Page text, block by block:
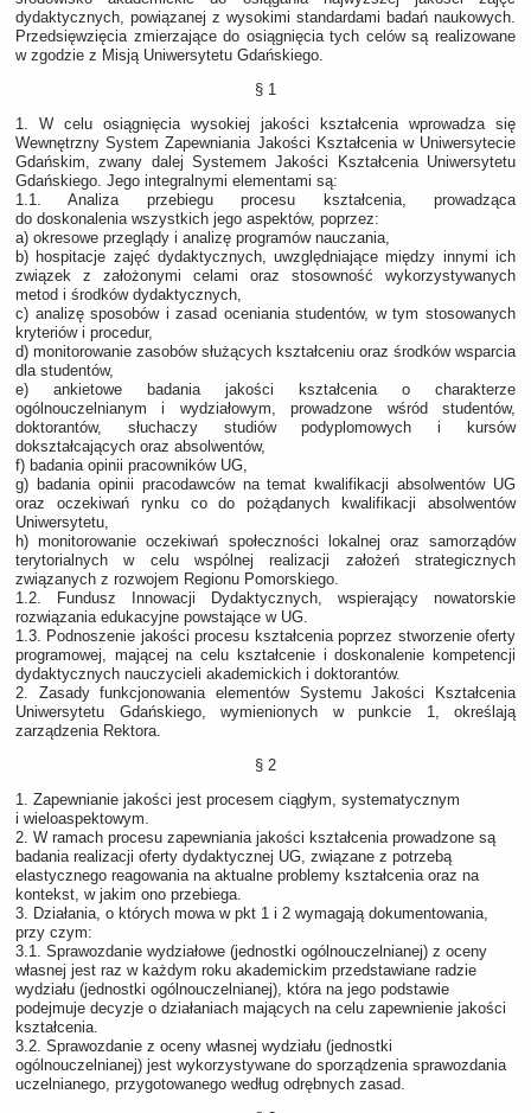
dydaktycznych, powiązanej z wysokimi standardami badań naukowych.
Przedsięwzięcia zmierzające do osiągnięcia tych celów są realizowane
w zgodzie z Misją Uniwersytetu Gdańskiego.
§ 1
1. W celu osiągnięcia wysokiej jakości kształcenia wprowadza się
Wewnętrzny System Zapewniania Jakości Kształcenia w Uniwersytecie
Gdańskim, zwany dalej Systemem Jakości Kształcenia Uniwersytetu
Gdańskiego. Jego integralnymi elementami są:
1.1. Analiza przebiegu procesu kształcenia, prowadząca
do doskonalenia wszystkich jego aspektów, poprzez:
a) okresowe przeglądy i analizę programów nauczania,
b) hospitacje zajęć dydaktycznych, uwzględniające między innymi ich
związek z założonymi celami oraz stosowność wykorzystywanych
metod i środków dydaktycznych,
c) analizę sposobów i zasad oceniania studentów, w tym stosowanych
kryteriów i procedur,
d) monitorowanie zasobów służących kształceniu oraz środków wsparcia
dla studentów,
e) ankietowe badania jakości kształcenia o charakterze
ogólnouczelnianym i wydziałowym, prowadzone wśród studentów,
doktorantów, słuchaczy studiów podyplomowych i kursów
dokształcających oraz absolwentów,
f) badania opinii pracowników UG,
g) badania opinii pracodawców na temat kwalifikacji absolwentów UG
oraz oczekiwań rynku co do pożądanych kwalifikacji absolwentów
Uniwersytetu,
h) monitorowanie oczekiwań społeczności lokalnej oraz samorządów
terytorialnych w celu wspólnej realizacji założeń strategicznych
związanych z rozwojem Regionu Pomorskiego.
1.2. Fundusz Innowacji Dydaktycznych, wspierający nowatorskie
rozwiązania edukacyjne powstające w UG.
1.3. Podnoszenie jakości procesu kształcenia poprzez stworzenie oferty
programowej, mającej na celu kształcenie i doskonalenie kompetencji
dydaktycznych nauczycieli akademickich i doktorantów.
2. Zasady funkcjonowania elementów Systemu Jakości Kształcenia
Uniwersytetu Gdańskiego, wymienionych w punkcie 1, określają
zarządzenia Rektora.
§ 2
1. Zapewnianie jakości jest procesem ciągłym, systematycznym
i wieloaspektowym.
2. W ramach procesu zapewniania jakości kształcenia prowadzone są
badania realizacji oferty dydaktycznej UG, związane z potrzebą
elastycznego reagowania na aktualne problemy kształcenia oraz na
kontekst, w jakim ono przebiega.
3. Działania, o których mowa w pkt 1 i 2 wymagają dokumentowania,
przy czym:
3.1. Sprawozdanie wydziałowe (jednostki ogólnouczelnianej) z oceny
własnej jest raz w każdym roku akademickim przedstawiane radzie
wydziału (jednostki ogólnouczelnianej), która na jego podstawie
podejmuje decyzje o działaniach mających na celu zapewnienie jakości
kształcenia.
3.2. Sprawozdanie z oceny własnej wydziału (jednostki
ogólnouczelnianej) jest wykorzystywane do sporządzenia sprawozdania
uczelnianego, przygotowanego według odrębnych zasad.